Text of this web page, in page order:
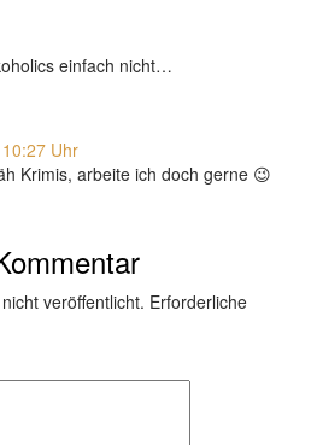
einfach nicht…
Uhr
Krimis, arbeite ich doch gerne 😉
veröffentlicht. Erforderliche